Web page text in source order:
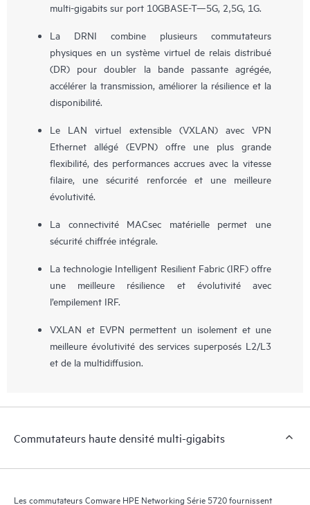
multi-gigabits sur port 10GBASE-T—5G, 2,5G, 1G.
La DRNI combine plusieurs commutateurs
physiques en un système virtuel de relais distribué
(DR) pour doubler la bande passante agrégée,
accélérer la transmission, améliorer la résilience et la
disponibilité.
Le LAN virtuel extensible (VXLAN) avec VPN
Ethernet allégé (EVPN) offre une plus grande
flexibilité, des performances accrues avec la vitesse
filaire, une sécurité renforcée et une meilleure
évolutivité.
La connectivité MACsec matérielle permet une
sécurité chiffrée intégrale.
La technologie Intelligent Resilient Fabric (IRF) offre
une meilleure résilience et évolutivité avec
l’empilement IRF.
VXLAN et EVPN permettent un isolement et une
meilleure évolutivité des services superposés L2/L3
et de la multidiffusion.
Commutateurs haute densité multi-gigabits
Les commutateurs Comware HPE Networking Série 5720 fournissent